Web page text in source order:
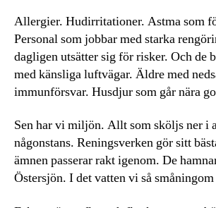
Allergier. Hudirritationer. Astma som
Personal som jobbar med starka
dagligen utsätter sig för risker. Och de
med känsliga luftvägar. Äldre med
immunförsvar. Husdjur som går nära
Sen har vi miljön. Allt som sköljs ner i
någonstans. Reningsverken gör sitt
ämnen passerar rakt igenom. De
Östersjön. I det vatten vi så